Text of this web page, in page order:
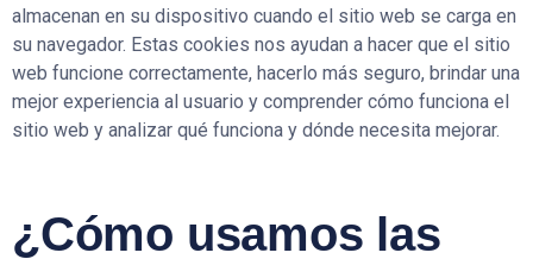
almacenan en su dispositivo cuando el sitio web se carga en
su navegador. Estas cookies nos ayudan a hacer que el sitio
web funcione correctamente, hacerlo más seguro, brindar una
mejor experiencia al usuario y comprender cómo funciona el
sitio web y analizar qué funciona y dónde necesita mejorar.
¿Cómo usamos las